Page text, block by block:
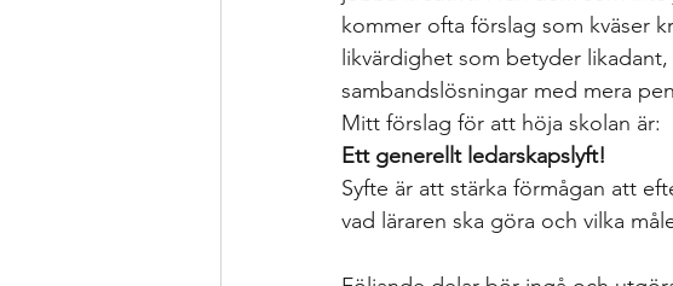
Strategier för att träna och kompen uppgifter
Bedömning och betygssättning Beprövad
kommer ofta förslag som kväser
likvärdighet som betyder
sambandslösningar med mera
Mitt förslag för att höja skolan är:
Ett generellt ledarskapslyft!
Syfte är att stärka förmågan att
vad läraren ska göra och vilka